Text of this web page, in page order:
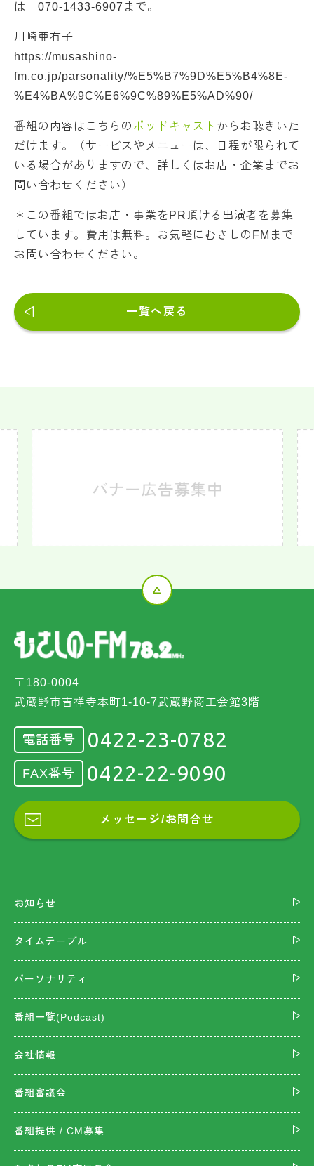
は 070-1433-6907まで。
川崎亜有子
https://musashino-
fm.co.jp/parsonality/%E5%B7%9D%E5%B4%8E-
%E4%BA%9C%E6%9C%89%E5%AD%90/
番組の内容はこちらの ポッドキャスト からお聴きいた
だけます。（サービスやメニューは、日程が限られて
いる場合がありますので、詳しくはお店・企業までお
問い合わせください）
＊この番組ではお店・事業をPR頂ける出演者を募集
しています。費用は無料。お気軽にむさしのFMまで
お問い合わせください。
一覧へ戻る
〒180-0004
武蔵野市吉祥寺本町1-10-7武蔵野商工会館3階
電話番号 0422-23-0782
FAX番号 0422-22-9090
メッセージ/お問合せ
お知らせ
タイムテーブル
パーソナリティ
番組一覧(Podcast)
会社情報
番組審議会
番組提供 / CM募集